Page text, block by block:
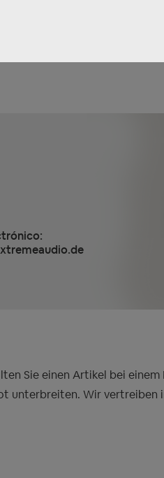
Sie einen Artikel bei
unterbreiten. Wir vertreiben